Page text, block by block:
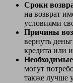
Сроки
на возврат
условиями
Причины
вернуть
кредита или
могут
также лучше